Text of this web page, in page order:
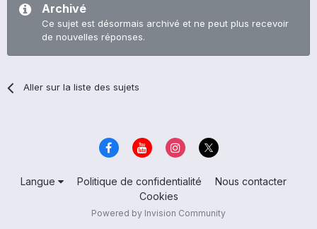
Archivé
Ce sujet est désormais archivé et ne peut plus recevoir
de nouvelles réponses.
Aller sur la liste des sujets
Langue Politique de confidentialité
Nous contacter
Cookies
Powered by Invision Community